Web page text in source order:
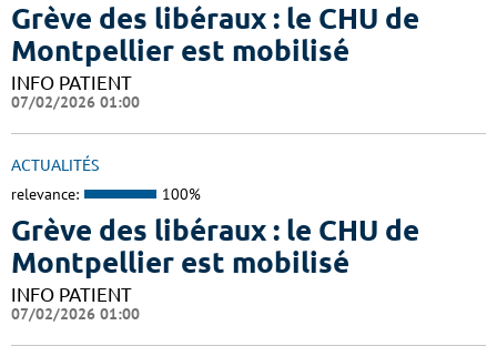
Grève des libéraux : le CHU de
Montpellier est mobilisé
INFO PATIENT
07/02/2026 01:00
ACTUALITÉS
relevance: 100%
Grève des libéraux : le CHU de
Montpellier est mobilisé
INFO PATIENT
07/02/2026 01:00